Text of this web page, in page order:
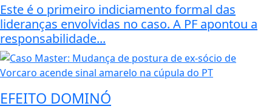
Este é o primeiro indiciamento formal das
lideranças envolvidas no caso. A PF apontou a
responsabilidade...
EFEITO DOMINÓ